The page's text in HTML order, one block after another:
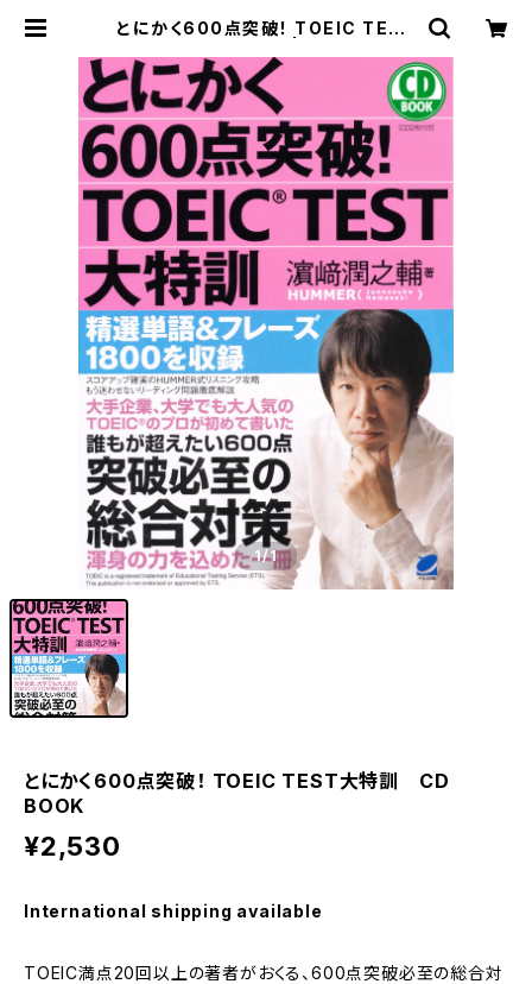
とにかく600点突破！ TOEIC TEST
ンラインストア
1/1
とにかく600点突破！ TOEIC TEST大特訓 CD
BOOK
¥2,530
International shipping available
TOEIC満点20回以上の著者がおくる、600点突破必至の総合対